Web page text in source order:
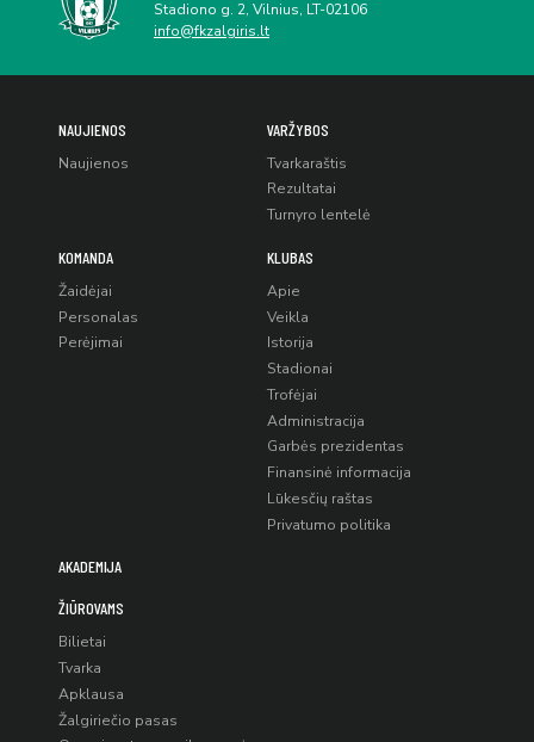
Stadiono g. 2, Vilnius, LT-02106
info@fkzalgiris.lt
NAUJIENOS
Naujienos
VARŽYBOS
Tvarkaraštis
Rezultatai
Turnyro lentelė
KOMANDA
Žaidėjai
Personalas
Perėjimai
KLUBAS
Apie
Veikla
Istorija
Stadionai
Trofėjai
Administracija
Garbės prezidentas
Finansinė informacija
Lūkesčių raštas
Privatumo politika
AKADEMIJA
ŽIŪROVAMS
Bilietai
Tvarka
Apklausa
Žalgiriečio pasas